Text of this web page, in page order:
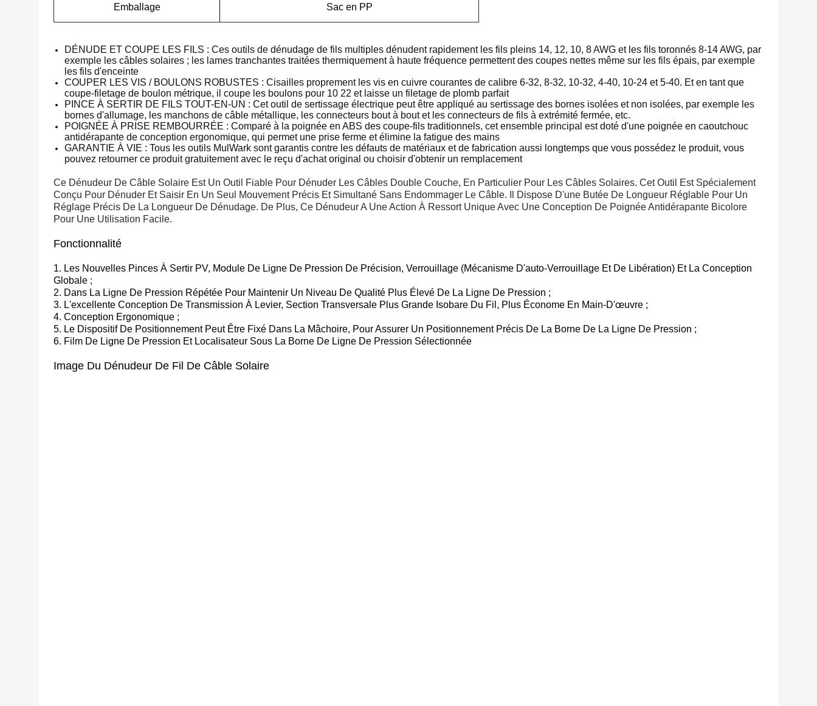
Emballage Sac en PP
DÉNUDE ET COUPE LES FILS : Ces outils de dénudage de fils multiples dénudent rapidement les fils pleins 14, 12, 10, 8 AWG et les fils toronnés 8-14 AWG, par
exemple les câbles solaires ; les lames tranchantes traitées thermiquement à haute fréquence permettent des coupes nettes même sur les fils épais, par exemple
les fils d'enceinte
COUPER LES VIS / BOULONS ROBUSTES : Cisailles proprement les vis en cuivre courantes de calibre 6-32, 8-32, 10-32, 4-40, 10-24 et 5-40. Et en tant que
coupe-filetage de boulon métrique, il coupe les boulons pour 10 22 et laisse un filetage de plomb parfait
PINCE À SERTIR DE FILS TOUT-EN-UN : Cet outil de sertissage électrique peut être appliqué au sertissage des bornes isolées et non isolées, par exemple les
bornes d'allumage, les manchons de câble métallique, les connecteurs bout à bout et les connecteurs de fils à extrémité fermée, etc.
POIGNÉE À PRISE REMBOURRÉE : Comparé à la poignée en ABS des coupe-fils traditionnels, cet ensemble principal est doté d'une poignée en caoutchouc
antidérapante de conception ergonomique, qui permet une prise ferme et élimine la fatigue des mains
GARANTIE À VIE : Tous les outils MulWark sont garantis contre les défauts de matériaux et de fabrication aussi longtemps que vous possédez le produit, vous
pouvez retourner ce produit gratuitement avec le reçu d'achat original ou choisir d'obtenir un remplacement
Ce Dénudeur De Câble Solaire Est Un Outil Fiable Pour Dénuder Les Câbles Double Couche, En Particulier Pour Les Câbles Solaires. Cet Outil Est Spécialement
Conçu Pour Dénuder Et Saisir En Un Seul Mouvement Précis Et Simultané Sans Endommager Le Câble. Il Dispose D'une Butée De Longueur Réglable Pour Un
Réglage Précis De La Longueur De Dénudage. De Plus, Ce Dénudeur A Une Action À Ressort Unique Avec Une Conception De Poignée Antidérapante Bicolore
Pour Une Utilisation Facile.
Fonctionnalité
1. Les Nouvelles Pinces À Sertir PV, Module De Ligne De Pression De Précision, Verrouillage (mécanisme D'auto-Verrouillage Et De Libération) Et La Conception
Globale ;
2. Dans La Ligne De Pression Répétée Pour Maintenir Un Niveau De Qualité Plus Élevé De La Ligne De Pression ;
3. L'excellente Conception De Transmission À Levier, Section Transversale Plus Grande Isobare Du Fil, Plus Économe En Main-D'œuvre ;
4. Conception Ergonomique ;
5. Le Dispositif De Positionnement Peut Être Fixé Dans La Mâchoire, Pour Assurer Un Positionnement Précis De La Borne De La Ligne De Pression ;
6. Film De Ligne De Pression Et Localisateur Sous La Borne De Ligne De Pression Sélectionnée
Image Du Dénudeur De Fil De Câble Solaire